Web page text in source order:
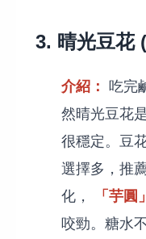
3. 晴光豆花
介紹： 吃完
然晴光豆花
很穩定。豆
選擇多，推
化，
「芋圓」
咬勁。糖水